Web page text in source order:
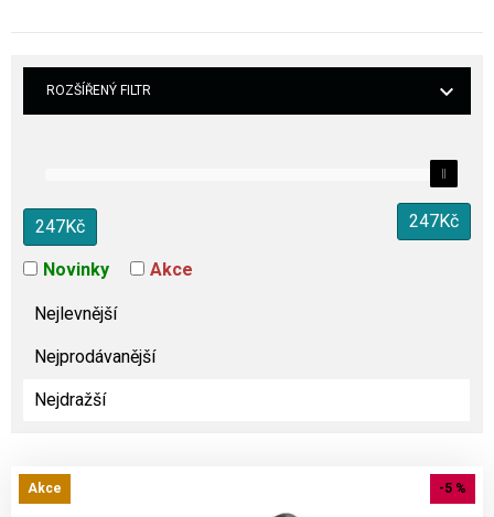
ROZŠÍŘENÝ FILTR
247Kč 247Kč
Novinky Akce
Nejlevnější
Nejprodávanější
Nejdražší
-5 %
Akce